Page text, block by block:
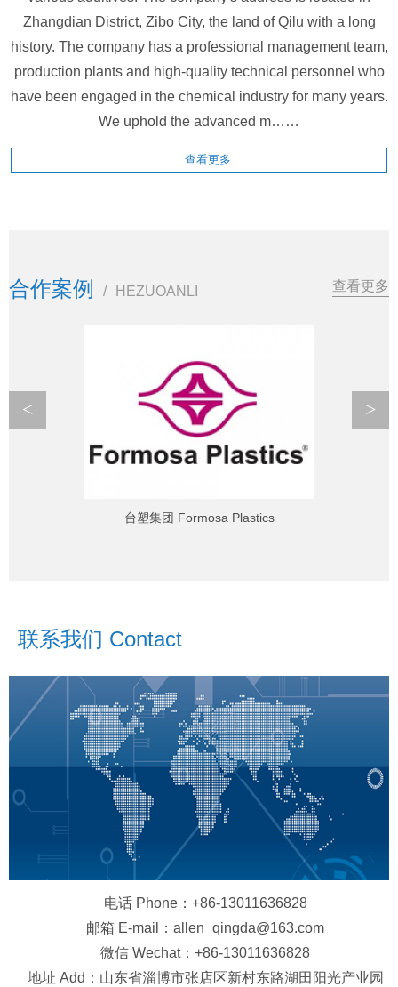
Zhangdian District, Zibo City, the land of Qilu with a long
history. The company has a professional management team,
production plants and high-quality technical personnel who
have been engaged in the chemical industry for many years.
We uphold the advanced m……
查看更多
合作案例 / HEZUOANLI 查看更多
台塑集团 Formosa Plastics
< >
联系我们 Contact
电话 Phone：+86-13011636828
邮箱 E-mail：allen_qingda@163.com
微信 Wechat：+86-13011636828
地址 Add：山东省淄博市张店区新村东路湖田阳光产业园